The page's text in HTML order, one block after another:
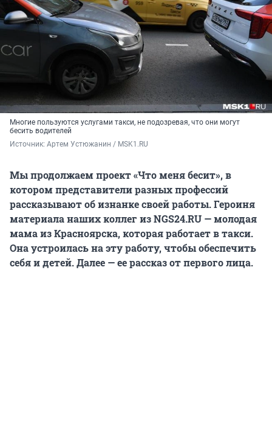
Многие пользуются услугами такси, не подозревая, что они могут
бесить водителей
Источник: Артем Устюжанин / MSK1.RU
Мы продолжаем проект «Что меня бесит», в
котором представители разных профессий
рассказывают об изнанке своей работы. Героиня
материала наших коллег из NGS24.RU — молодая
мама из Красноярска, которая работает в такси.
Она устроилась на эту работу, чтобы обеспечить
себя и детей. Далее — ее рассказ от первого лица.